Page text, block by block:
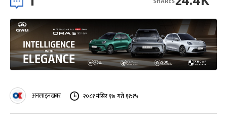
अनलाइनखबर २०८१ मंसिर १७ गते ११:१५